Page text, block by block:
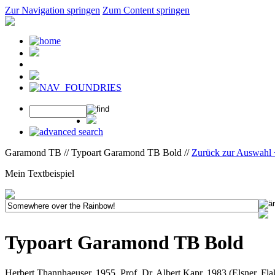
Zur Navigation springen Zum Content springen
Garamond TB // Typoart Garamond TB Bold // Zurück zur Auswahl
Mein Textbeispiel
Typoart Garamond TB Bold
Herbert Thannhaeuser, 1955, Prof. Dr. Albert Kapr, 1983 (Elsner,